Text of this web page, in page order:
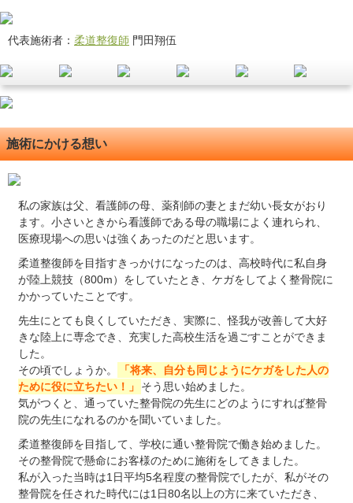
代表施術者： 柔道整復師 門田翔伍
施術にかける想い
私の家族は父、看護師の母、薬剤師の妻とまだ幼い長女がおり
ます。小さいときから看護師である母の職場によく連れられ、
医療現場への思いは強くあったのだと思います。
柔道整復師を目指すきっかけになったのは、高校時代に私自身
が陸上競技（800m）をしていたとき、ケガをしてよく整骨院に
かかっていたことです。
先生にとても良くしていただき、実際に、怪我が改善して大好
きな陸上に専念でき、充実した高校生活を過ごすことができま
した。
その頃でしょうか。
「将来、自分も同じようにケガをした人の
ために役に立ちたい！」
そう思い始めました。
気がつくと、通っていた整骨院の先生にどのようにすれば整骨
院の先生になれるのかを聞いていました。
柔道整復師を目指して、学校に通い整骨院で働き始めました。
その整骨院で懸命にお客様のために施術をしてきました。
私が入った当時は1日平均5名程度の整骨院でしたが、私がその
整骨院を任された時代には1日80名以上の方に来ていただき、